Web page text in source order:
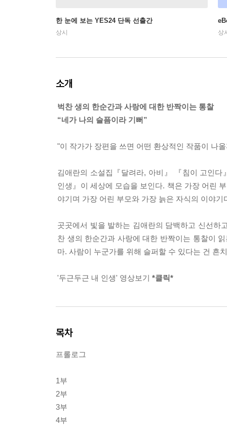
한 눈에 보는 YES24 단독 선출간
상시 상
소개
벅찬 생의 한순간과 사랑에 대한 반짝이는 통찰
“네가 나의 슬픔이라 기뻐”
"이 작가가 장편을 쓰면 어떤 환상적인 작품이 나
김애란의 소설집『달려라, 아비』 『침이 고인
인생』이 세상에 모습을 보인다. 책은 가장 어린
야기며 가장 어린 부모와 가장 늙은 자식의 이야기
곳곳에서 빛을 발하는 김애란의 담백하고 신선하
찬 생의 한순간과 사랑에 대한 반짝이는 통찰이
마. 사람이 누군가를 위해 슬퍼할 수 있다는 건 흔
'두근두근 내 인생' 영상보기 *클릭*
목차
프롤로그
1부
2부
3부
4부